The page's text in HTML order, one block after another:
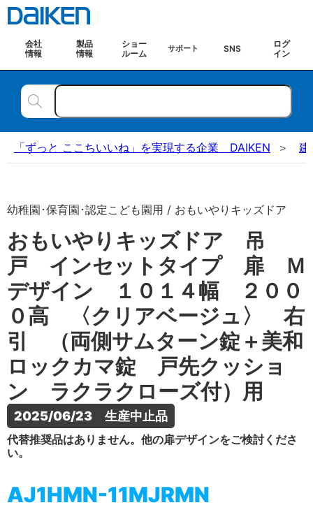
会社
情報
製品
情報
ショー
ルーム
サポート SNS
ログ
イン
「ずっと ここちいいね」を実現する企業 DAIKEN 建
幼稚園･保育園･認定こども園用 / おもいやりキッズドア
おもいやりキッズドア 吊
戸 インセットタイプ 扉 Ｍ
デザイン １０１４幅 ２００
０高 〈クリアベージュ〉 右
引 （両側サムターン錠＋美和
ロックカマ錠 戸先クッショ
ン ラクラクローズ付）用
2025/06/23　生産中止品
代替推奨品はありません。他の扉デザインをご検討くださ
い。
AJ1HMN-11MJRMN